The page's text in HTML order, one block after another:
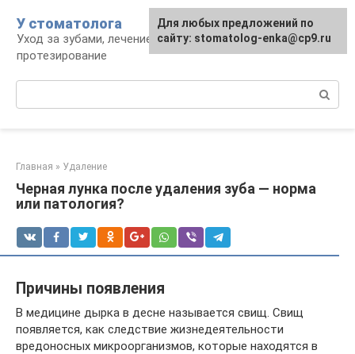
контенту
У стоматолога
Уход за зубами, лечение, удаление,
протезирование
Главная » Удаление
Черная лунка после удаления зуба — норма
или патология?
Причины появления
В медицине дырка в десне называется свищ. Свищ
появляется, как следствие жизнедеятельности
вредоносных микроорганизмов, которые находятся в
Для любых предложений по
сайту: stomatolog-enka@cp9.ru